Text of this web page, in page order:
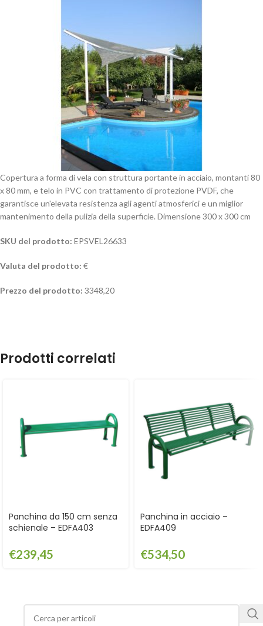
Copertura a forma di vela con struttura portante in acciaio, montanti 80
x 80 mm, e telo in PVC con trattamento di protezione PVDF, che
garantisce un'elevata resistenza agli agenti atmosferici e un miglior
mantenimento della pulizia della superficie. Dimensione 300 x 300 cm
SKU del prodotto: EPSVEL26633
Valuta del prodotto: €
Prezzo del prodotto: 3348,20
Prodotti correlati
Panchina da 150 cm senza
schienale – EDFA403
€239,45
Panchina in acciaio –
EDFA409
€534,50